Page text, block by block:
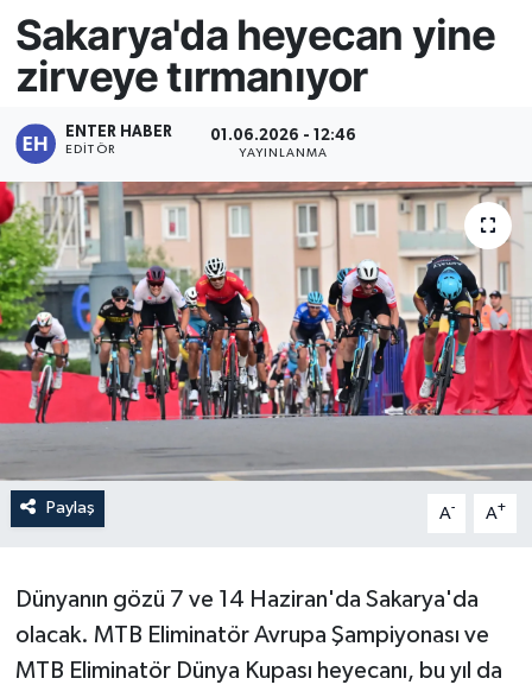
Sakarya'da heyecan yine
zirveye tırmanıyor
ENTER HABER
EDITÖR
01.06.2026 - 12:46
YAYINLANMA
Paylaş A- A+
Dünyanın gözü 7 ve 14 Haziran'da Sakarya'da
olacak. MTB Eliminatör Avrupa Şampiyonası ve
MTB Eliminatör Dünya Kupası heyecanı, bu yıl da